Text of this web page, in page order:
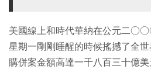
美國線上和時代華納在公元二
星期一剛剛睡醒的時候搖撼了全
購併案金額高達一千八百三十億